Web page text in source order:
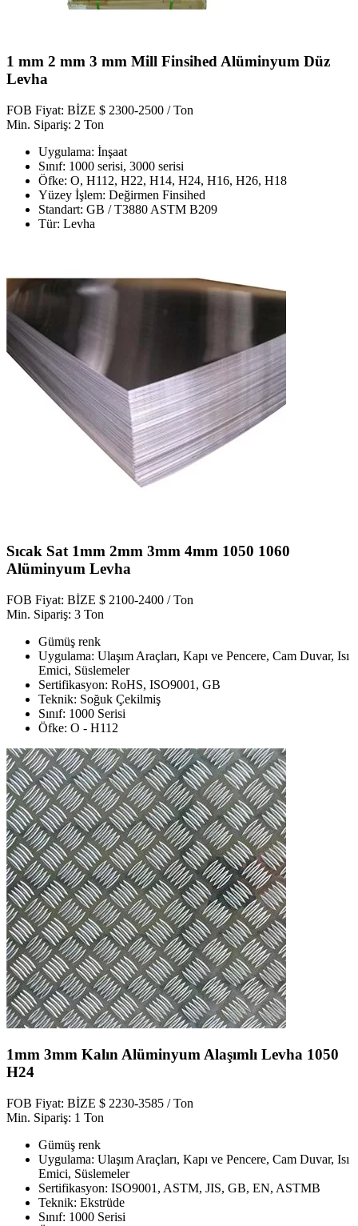
1 mm 2 mm 3 mm Mill Finsihed Alüminyum Düz
Levha
FOB Fiyat: BİZE $ 2300-2500 / Ton
Min. Sipariş: 2 Ton
Uygulama: İnşaat
Sınıf: 1000 serisi, 3000 serisi
Öfke: O, H112, H22, H14, H24, H16, H26, H18
Yüzey İşlem: Değirmen Finsihed
Standart: GB / T3880 ASTM B209
Tür: Levha
Sıcak Sat 1mm 2mm 3mm 4mm 1050 1060
Alüminyum Levha
FOB Fiyat: BİZE $ 2100-2400 / Ton
Min. Sipariş: 3 Ton
Gümüş renk
Uygulama: Ulaşım Araçları, Kapı ve Pencere, Cam Duvar, Isı
Emici, Süslemeler
Sertifikasyon: RoHS, ISO9001, GB
Teknik: Soğuk Çekilmiş
Sınıf: 1000 Serisi
Öfke: O - H112
1mm 3mm Kalın Alüminyum Alaşımlı Levha 1050
H24
FOB Fiyat: BİZE $ 2230-3585 / Ton
Min. Sipariş: 1 Ton
Gümüş renk
Uygulama: Ulaşım Araçları, Kapı ve Pencere, Cam Duvar, Isı
Emici, Süslemeler
Sertifikasyon: ISO9001, ASTM, JIS, GB, EN, ASTMB
Teknik: Ekstrüde
Sınıf: 1000 Serisi